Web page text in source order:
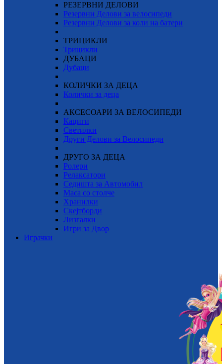
РЕЗЕРВНИ ДЕЛОВИ
Резервни Делови за велосипеди
Резервни Делови за коли на батери
ТРИЦИКЛИ
Трицикли
ДУБАЦИ
Дубаци
КОЛИЧКИ ЗА ДЕЦА
Колички за деца
АКСЕСОАРИ ЗА ВЕЛОСИПЕДИ
Кациги
Светилки
Други Делови за Велосипеди
ДРУГО ЗА ДЕЦА
Ролери
Релаксатори
Седишта за Автомобил
Маса со столче
Хранилки
Скејтборди
Лизгалки
Игри за Двор
Играчки